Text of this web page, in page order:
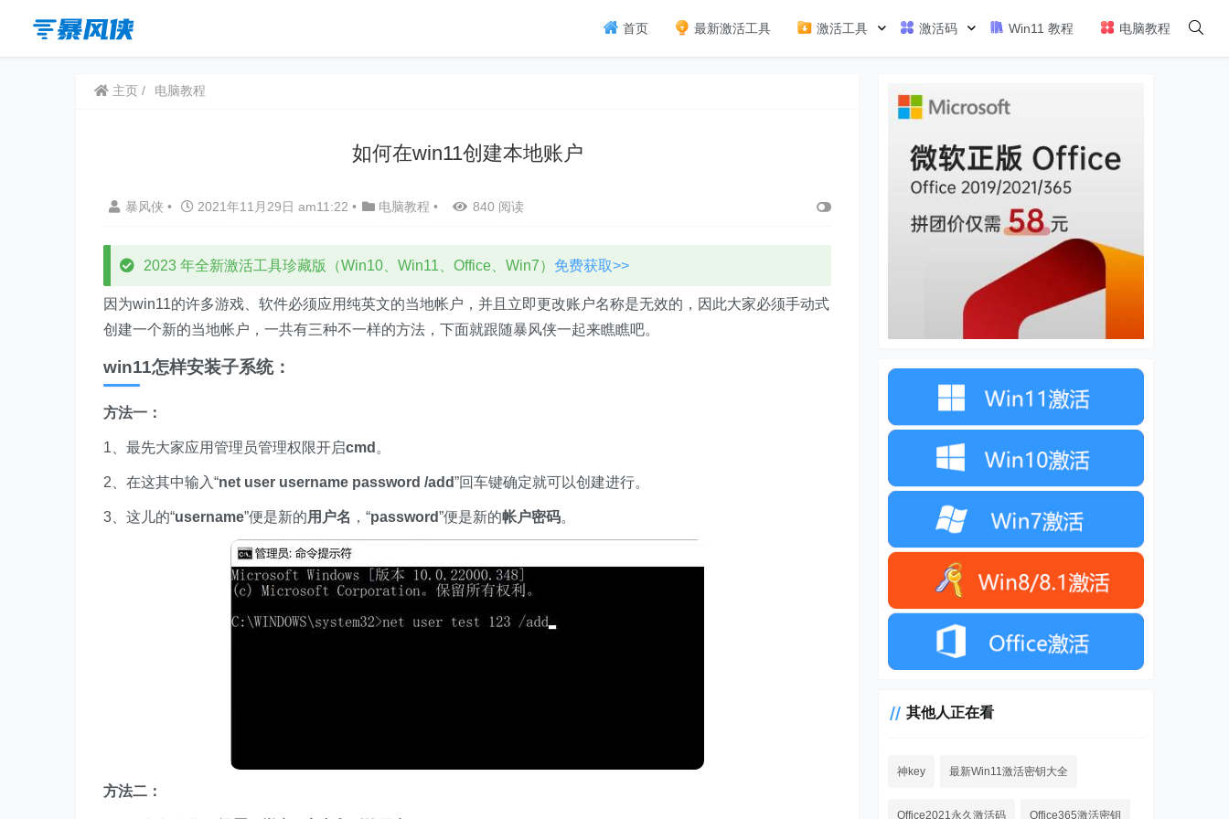
首页 最新激活工具 激活工具 激活码 Win11 教程 电脑教程
主页 电脑教程
如何在win11创建本地账户
暴风侠 • 2021年11月29日 am11:22 • 电脑教程 • 840 阅读
2023 年全新激活工具珍藏版（Win10、Win11、Office、Win7） 免费获取>>
因为win11的许多游戏、软件必须应用纯英文的当地帐户，并且立即更改账户名称是无效的，因此大家必须手动式
创建一个新的当地帐户，一共有三种不一样的方法，下面就跟随暴风侠一起来瞧瞧吧。
win11怎样安装子系统：
方法一：
1、最先大家应用管理员管理权限开启cmd 。
2、在这其中输入“net user username password /add”回车键确定就可以创建进行。
3、这儿的“username”便是新的用户名 ，“password”便是新的帐户密码。
方法二：
其他人正在看
神key 最新Win11激活密钥大全
Office2021永久激活码 Office365激活密钥